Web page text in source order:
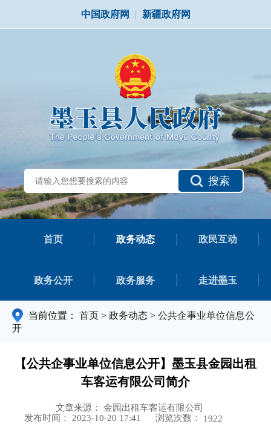
中国政府网 | 新疆政府网
搜索
首页 政务动态 政民互动
政务公开 政务服务 走进墨玉
当前位置： 首页 > 政务动态 > 公共企事业单位信息公
开
【公共企事业单位信息公开】墨玉县金园出租
车客运有限公司简介
文章来源： 金园出租车客运有限公司
发布时间： 2023-10-20 17:41
浏览次数： 1922